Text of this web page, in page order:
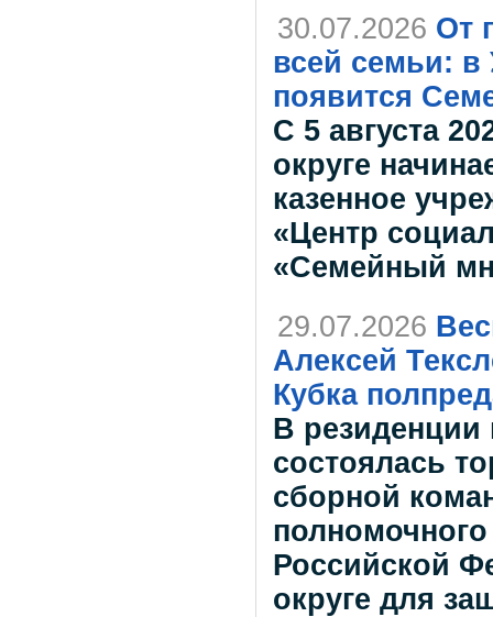
30.07.2026 От
всей семьи: в
появится
С 5 августа
округе
казенное
«Центр
«Семейный
29.07.2026
Алексей
Кубка
В резиденции
состоялась
сборной
Российской
округе для